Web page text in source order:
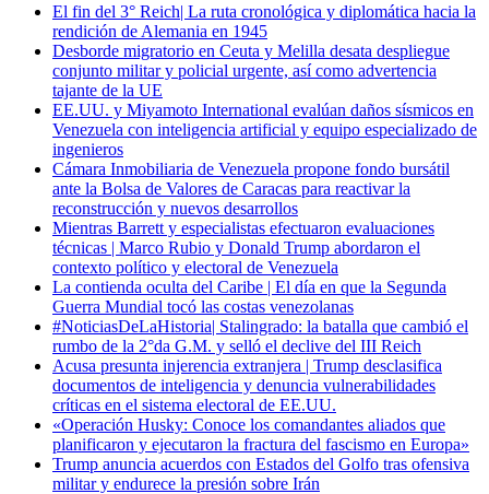
El fin del 3° Reich| La ruta cronológica y diplomática hacia la
rendición de Alemania en 1945
Desborde migratorio en Ceuta y Melilla desata despliegue
conjunto militar y policial urgente, así como advertencia
tajante de la UE
EE.UU. y Miyamoto International evalúan daños sísmicos en
Venezuela con inteligencia artificial y equipo especializado de
ingenieros
Cámara Inmobiliaria de Venezuela propone fondo bursátil
ante la Bolsa de Valores de Caracas para reactivar la
reconstrucción y nuevos desarrollos
Mientras Barrett y especialistas efectuaron evaluaciones
técnicas | Marco Rubio y Donald Trump abordaron el
contexto político y electoral de Venezuela
La contienda oculta del Caribe | El día en que la Segunda
Guerra Mundial tocó las costas venezolanas
#NoticiasDeLaHistoria| Stalingrado: la batalla que cambió el
rumbo de la 2°da G.M. y selló el declive del III Reich
Acusa presunta injerencia extranjera | Trump desclasifica
documentos de inteligencia y denuncia vulnerabilidades
críticas en el sistema electoral de EE.UU.
«Operación Husky: Conoce los comandantes aliados que
planificaron y ejecutaron la fractura del fascismo en Europa»
Trump anuncia acuerdos con Estados del Golfo tras ofensiva
militar y endurece la presión sobre Irán